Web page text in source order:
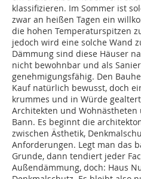
klassifizieren. Im Sommer ist
zwar an heißen Tagen ein
die hohen Temperaturspitzen
jedoch wird eine solche Wand
Dämmung sind diese Häuser
nicht bewohnbar und als
genehmigungsfähig. Den
Kauf natürlich bewusst, doch
krummes und in Würde
Architekten und
Bann. Es beginnt die
zwischen Ästhetik,
Anforderungen. Legt man das
Grunde, dann tendiert jeder
Außendämmung, doch: Haus